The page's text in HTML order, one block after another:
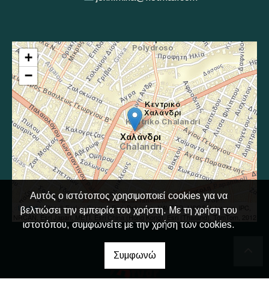
+
−
Leaflet| Tiles © Esri — Source: Esri, DeLorme, NAVTEQ, USGS, Intermap, iPC,
NRCAN, Esri Japan, METI, Esri China (Hong Kong), Esri (Thailand), TomTom, 2012
Αυτός ο ιστότοπος χρησιμοποιεί cookies για να
βελτιώσει την εμπειρία του χρήστη. Με τη χρήση του
ιστοτόπου, συμφωνείτε με την χρήση των cookies.
Συμφωνώ